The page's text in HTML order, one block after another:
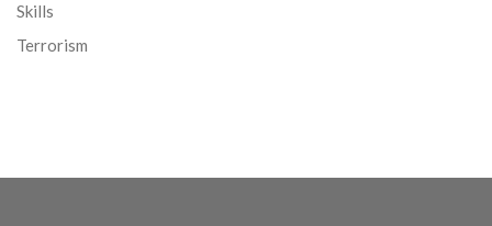
Skills
Terrorism